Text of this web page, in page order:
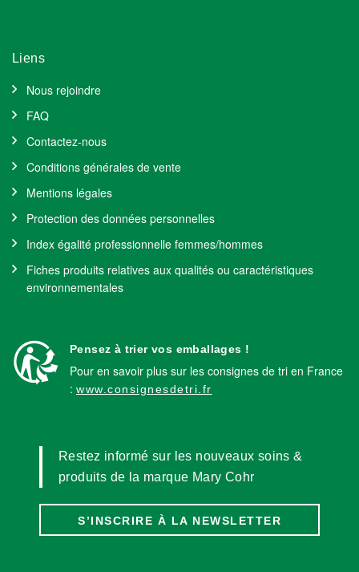
Liens
Nous rejoindre
FAQ
Contactez-nous
Conditions générales de vente
Mentions légales
Protection des données personnelles
Index égalité professionnelle femmes/hommes
Fiches produits relatives aux qualités ou caractéristiques
environnementales
Pensez à trier vos emballages !
Pour en savoir plus sur les consignes de tri en France
: www.consignesdetri.fr
Restez informé sur les nouveaux soins &
produits de la marque Mary Cohr
S’INSCRIRE À LA NEWSLETTER